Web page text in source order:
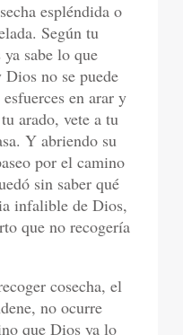
espléndida o
Según tu
sabe lo que
no se puede
en arar y
arado, vete a tu
Y abriendo su
por el camino
sin saber qué
infalible de Dios,
que no recogería
cosecha, el
no ocurre
que Dios ya lo